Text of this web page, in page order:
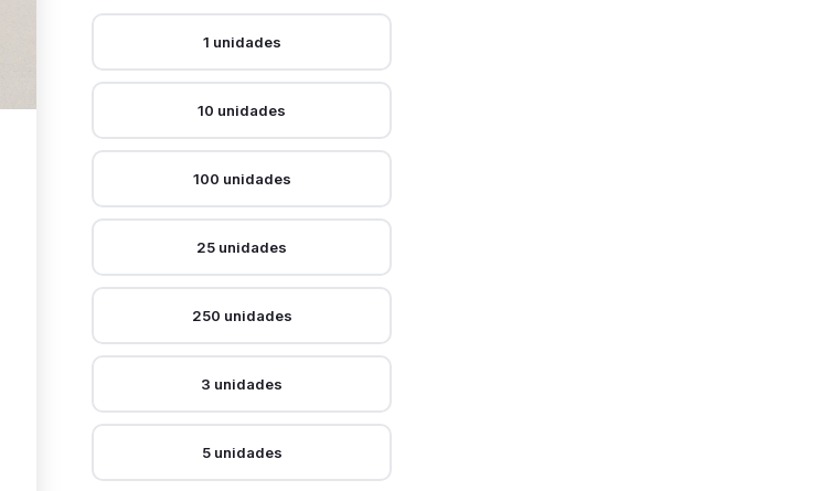
1 unidades
10 unidades
100 unidades
25 unidades
250 unidades
3 unidades
5 unidades